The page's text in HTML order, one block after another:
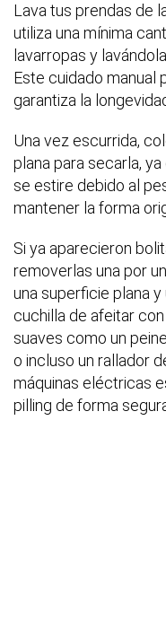
Lava tus prendas de
utiliza una mínima
lavarropas y
Este cuidado manual
garantiza la
Una vez escurrida,
plana para secarla,
se estire debido al
mantener la forma
Si ya aparecieron
removerlas una por
una superficie plana
cuchilla de afeitar
suaves como un
o incluso un rallador
máquinas eléctricas
pilling de forma